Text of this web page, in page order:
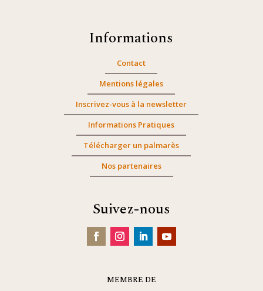
Informations
Contact
Mentions légales
Inscrivez-vous à la newsletter
Informations Pratiques
Télécharger un palmarès
Nos partenaires
Suivez-nous
MEMBRE DE